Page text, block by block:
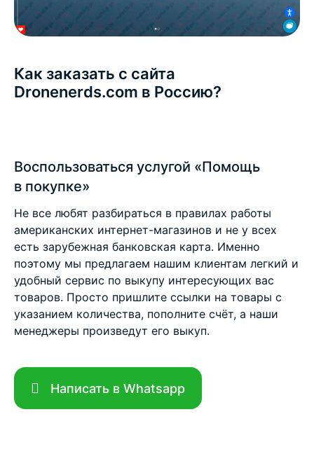
Как заказать с сайта
Dronenerds.com в Россию?
Воспользоваться услугой «Помощь
в покупке»
Не все любят разбираться в правилах работы
американских интернет-магазинов и не у всех
есть зарубежная банковская карта. Именно
поэтому мы предлагаем нашим клиентам легкий и
удобный сервис по выкупу интересующих вас
товаров. Просто пришлите ссылки на товары с
указанием количества, пополните счёт, а наши
менеджеры произведут его выкуп.
Написать в Whatsapp